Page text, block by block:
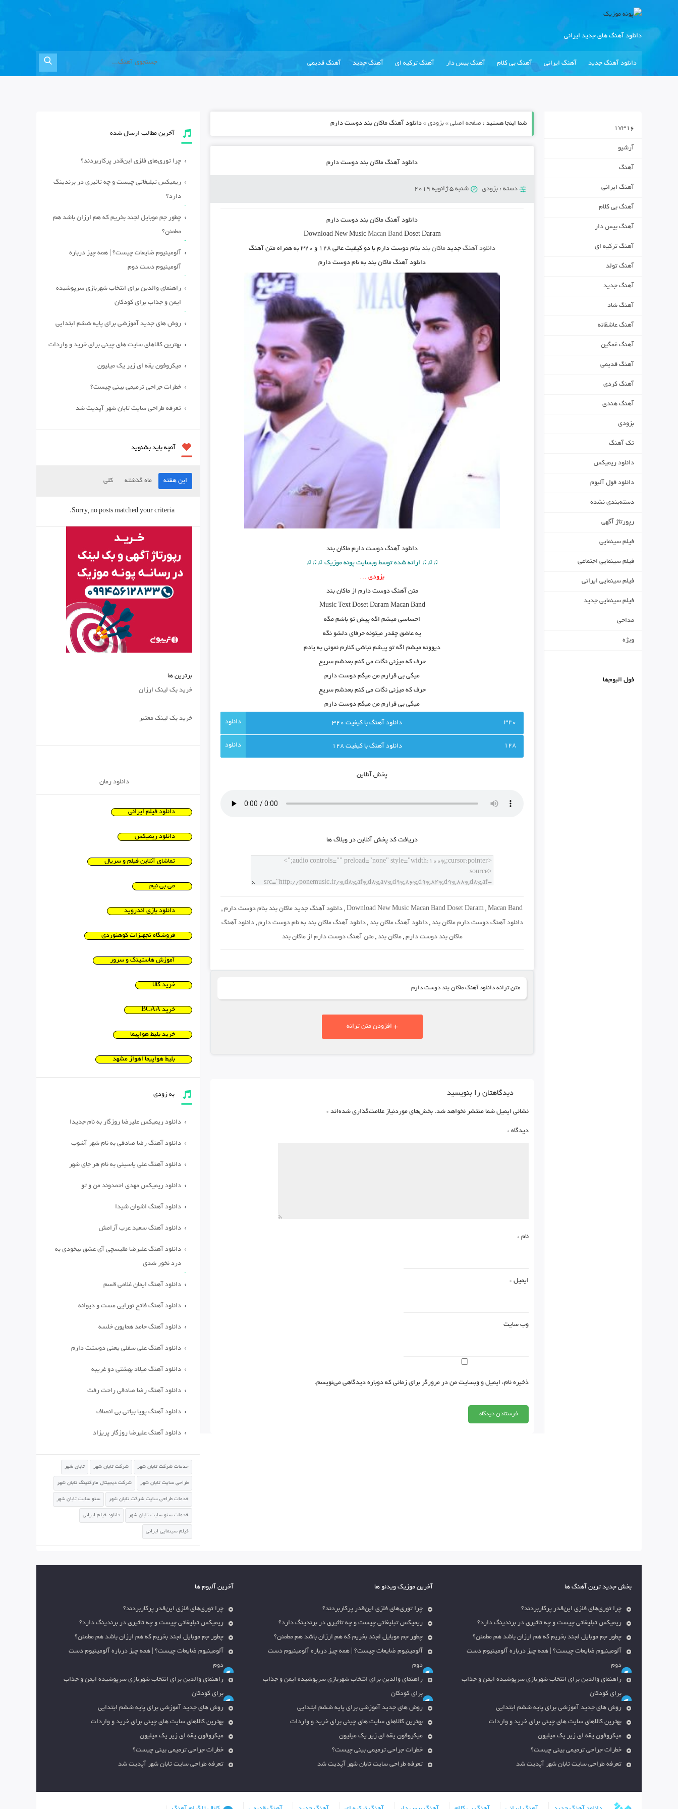
دانلود آهنگ های جدید ایرانی
دانلود آهنگ جدید آهنگ ایرانی آهنگ بی کلام آهنگ بیس دار آهنگ ترکیه ای آهنگ جدید آهنگ قدیمی
شما اینجا هستید : صفحه اصلی» بزودی» دانلود آهنگ ماکان بند دوست دارم
دانلود آهنگ ماکان بند دوست دارم
دسته : بزودی شنبه 5 ژانویه 2019
دانلود آهنگ ماکان بند دوست دارم
Download New MusicMacan BandDoset Daram
دانلود آهنگجدید ماکان بندبنام دوست دارم با دو کیفیت عالی ۱۲۸ و ۳۲۰ به همراه متن آهنگ
دانلود آهنگ ماکان بند به نام دوست دارم
دانلود آهنگدوست دارم ماکان بند
♫♫♫ ارائه شده توسط وبسایت پونه موزیک ♫♫♫
بزودی …
متن آهنگ دوست دارم از ماکان بند
Music TextDoset Daram Macan Band
احساسی میشم اگه پیش تو باشم مگه
یه عاشق چقدر میتونه حرفای دلشو نگه
دیوونه میشم اگه تو پیشم نباشی کنارم نمونی به یادم
حرف که میزنی نگات می کنم بعدشم سریع
میگی بی قرارم من میگم دوست دارم
حرف که میزنی نگات می کنم بعدشم سریع
میگی بی قرارم من میگم دوست دارم
320 دانلود آهنگ با کيفيت 320
128 دانلود آهنگ با کيفيت 128
پخش آنلاين
دريافت کد پخش آنلاين در وبلاگ ها
Download New Music Macan Band Doset Daram ,Macan Band
, دانلود آهنگ جدید ماکان بند بنام دوست دارم,
دانلود آهنگ دوست دارم ماکان بند ,دانلود آهنگ ماکان بند ,دانلود آهنگ ماکان بند به نام دوست دارم ,دانلود آهنگ
ماکان بند دوست دارم ,ماکان بند ,متن آهنگ دوست دارم از ماکان بند
متن ترانه دانلود آهنگ ماکان بند دوست دارم
+ افزودن متن ترانه
دیدگاهتان را بنویسید
نشانی ایمیل شما منتشر نخواهد شد. بخش‌های موردنیاز علامت‌گذاری شده‌اند *
دیدگاه *
نام *
ایمیل *
وب‌ سایت
ذخیره نام، ایمیل و وبسایت من در مرورگر برای زمانی که دوباره دیدگاهی می‌نویسم.
17316
آرشیو
آهنگ
آهنگ ایرانی
آهنگ بی کلام
آهنگ بیس دار
آهنگ ترکیه ای
آهنگ تولد
آهنگ جدید
آهنگ شاد
آهنگ عاشقانه
آهنگ غمگین
آهنگ قدیمی
آهنگ کردی
آهنگ هندی
بزودی
تک آهنگ
دانلود ریمیکس
دانلود فول آلبوم
دسته‌بندی نشده
رپورتاژ آگهی
فیلم سینمایی
فیلم سینمایی اجتماعی
فیلم سینمایی ایرانی
فیلم سینمایی جدید
مداحی
ویژه
فول البوم‌ها
آخرین مطالب ارسال شده
چرا توری‌های فلزی این‌قدر پرکاربردند؟
ریمیکس تبلیغاتی چیست و چه تاثیری در برندینگ
دارد؟
چطور جم موبایل لجند بخریم که هم ارزان باشد هم
مطمئن؟
آلومینیوم ضایعات چیست؟ | همه چیز درباره
آلومینیوم دست دوم
راهنمای والدین برای انتخاب شهربازی سرپوشیده
ایمن و جذاب برای کودکان
روش های جدید آموزشی برای پایه ششم ابتدایی
بهترین کالاهای سایت های چینی برای خرید و واردات
میکروفون یقه ای زیر یک میلیون
خطرات جراحی ترمیمی بینی چیست؟
تعرفه طراحی سایت تابان شهر آپدیت شد
آنچه باید بشنوید
این هفته ماه گذشته کلی
Sorry, no posts matched your criteria.
برترین ها
خرید بک لینک ارزان
خرید بک لینک معتبر
دانلود رمان
دانلود فیلم ایرانی
دانلود ریمیکس
تماشای آنلاین فیلم و سریال
می بی نیم
دانلود بازی اندروید
فروشگاه تجهیزات کوهنوردی
آموزش هاستینگ و سرور
خرید کالا
خرید BCAA
خرید بلیط هواپیما
بلیط هواپیما اهواز مشهد
به زودی
دانلود ریمیکس علیرضا روزگار به نام جدیدا
دانلود آهنگ رضا صادقی به نام شهر آشوب
دانلود آهنگ علی یاسینی به نام هر جای شهر
دانلود ریمیکس مهدی احمدوند من و تو
دانلود آهنگ اشوان شیدا
دانلود آهنگ سعید عرب آرامش
دانلود آهنگ علیرضا طلیسچی آی عشق بیخودی به
درد نخور شدی
دانلود آهنگ ایمان غلامی قسم
دانلود آهنگ فاتح نورایی مست و دیوانه
دانلود آهنگ حامد همایون خلسه
دانلود آهنگ علی سفلی یعنی دوستت دارم
دانلود آهنگ میلاد بهشتی دو غریبه
دانلود آهنگ رضا صادقی راحت رفت
دانلود آهنگ پویا بیاتی بی انصاف
دانلود آهنگ علیرضا روزگار پریزاد
خدمات شرکت تابان شهر شرکت تابان شهر تابان شهر
طراحی سایت تابان شهر شرکت دیجیتال مارکتینگ تابان شهر
خدمات طراحی سایت شرکت تابان شهر سئو سایت تابان شهر
خدمات سئو سایت تابان شهر دانلود فیلم ایرانی
فیلم سینمایی ایرانی
بخش جدید ترین آهنگ ها
چرا توری‌های فلزی این‌قدر پرکاربردند؟
ریمیکس تبلیغاتی چیست و چه تاثیری در برندینگ دارد؟
چطور جم موبایل لجند بخریم که هم ارزان باشد هم مطمئن؟
آلومینیوم ضایعات چیست؟ | همه چیز درباره آلومینیوم دست
دوم
راهنمای والدین برای انتخاب شهربازی سرپوشیده ایمن و جذاب
برای کودکان
روش های جدید آموزشی برای پایه ششم ابتدایی
بهترین کالاهای سایت های چینی برای خرید و واردات
میکروفون یقه ای زیر یک میلیون
خطرات جراحی ترمیمی بینی چیست؟
تعرفه طراحی سایت تابان شهر آپدیت شد
آخرین موزیک ویدئو ها
چرا توری‌های فلزی این‌قدر پرکاربردند؟
ریمیکس تبلیغاتی چیست و چه تاثیری در برندینگ دارد؟
چطور جم موبایل لجند بخریم که هم ارزان باشد هم مطمئن؟
آلومینیوم ضایعات چیست؟ | همه چیز درباره آلومینیوم دست
دوم
راهنمای والدین برای انتخاب شهربازی سرپوشیده ایمن و جذاب
برای کودکان
روش های جدید آموزشی برای پایه ششم ابتدایی
بهترین کالاهای سایت های چینی برای خرید و واردات
میکروفون یقه ای زیر یک میلیون
خطرات جراحی ترمیمی بینی چیست؟
تعرفه طراحی سایت تابان شهر آپدیت شد
آخرین آلبوم ها
چرا توری‌های فلزی این‌قدر پرکاربردند؟
ریمیکس تبلیغاتی چیست و چه تاثیری در برندینگ دارد؟
چطور جم موبایل لجند بخریم که هم ارزان باشد هم مطمئن؟
آلومینیوم ضایعات چیست؟ | همه چیز درباره آلومینیوم دست
دوم
راهنمای والدین برای انتخاب شهربازی سرپوشیده ایمن و جذاب
برای کودکان
روش های جدید آموزشی برای پایه ششم ابتدایی
بهترین کالاهای سایت های چینی برای خرید و واردات
میکروفون یقه ای زیر یک میلیون
خطرات جراحی ترمیمی بینی چیست؟
تعرفه طراحی سایت تابان شهر آپدیت شد